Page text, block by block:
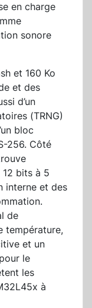
en charge
sonore
et 160 Ko
et des
d’un
(TRNG)
bloc
256. Côté
bits à 5
interne et des
de
température,
et un
le
les
à